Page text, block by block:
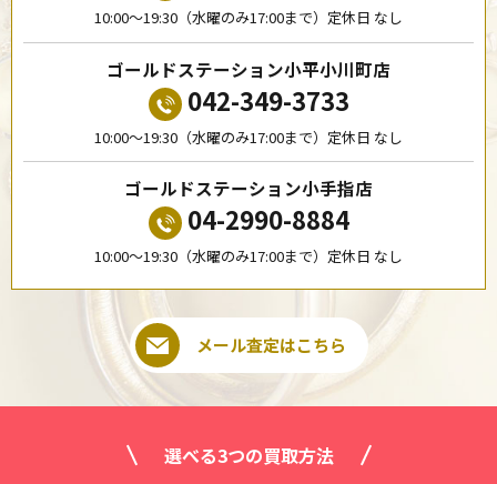
10:00〜19:30（水曜のみ17:00まで）定休日 なし
ゴールドステーション小平小川町店
042-349-3733
10:00〜19:30（水曜のみ17:00まで）定休日 なし
ゴールドステーション小手指店
04-2990-8884
10:00〜19:30（水曜のみ17:00まで）定休日 なし
メール査定はこちら
選べる3つの買取方法